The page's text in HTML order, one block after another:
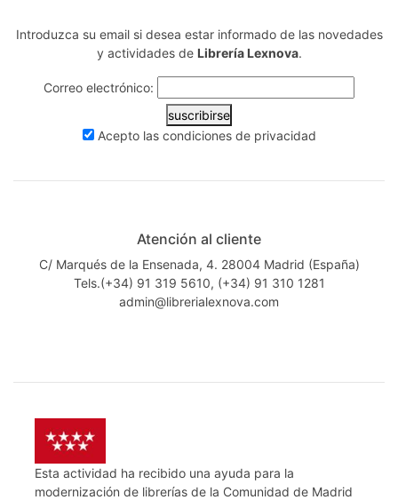
Introduzca su email si desea estar informado de las novedades
y actividades de Librería Lexnova.
Correo electrónico:
suscribirse
Acepto las condiciones de privacidad
Atención al cliente
C/ Marqués de la Ensenada, 4. 28004 Madrid (España)
Tels.(+34) 91 319 5610, (+34) 91 310 1281
admin@librerialexnova.com
Esta actividad ha recibido una ayuda para la
modernización de librerías de la Comunidad de Madrid